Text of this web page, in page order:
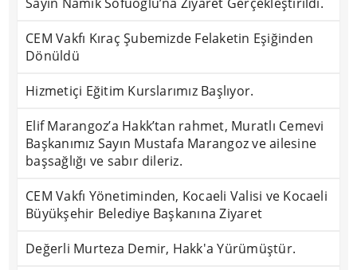
CEM Vakfı Kıraç Şubemizde Felaketin Eşiğinden
Dönüldü
Hizmetiçi Eğitim Kurslarımız Başlıyor.
Elif Marangoz’a Hakk’tan rahmet, Muratlı Cemevi
Başkanımız Sayın Mustafa Marangoz ve ailesine
başsağlığı ve sabır dileriz.
CEM Vakfı Yönetiminden, Kocaeli Valisi ve Kocaeli
Büyükşehir Belediye Başkanına Ziyaret
Değerli Murteza Demir, Hakk'a Yürümüştür.